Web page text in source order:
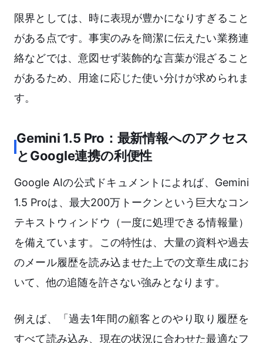
限界としては、時に表現が豊かになりすぎること
がある点です。事実のみを簡潔に伝えたい業務連
絡などでは、意図せず装飾的な言葉が混ざること
があるため、用途に応じた使い分けが求められま
す。
Gemini 1.5 Pro：最新情報へのアクセス
とGoogle連携の利便性
Google AIの公式ドキュメントによれば、Gemini
1.5 Proは、最大200万トークンという巨大なコン
テキストウィンドウ（一度に処理できる情報量）
を備えています。この特性は、大量の資料や過去
のメール履歴を読み込ませた上での文章生成にお
いて、他の追随を許さない強みとなります。
例えば、「過去1年間の顧客とのやり取り履歴を
すべて読み込み、現在の状況に合わせた最適なフ